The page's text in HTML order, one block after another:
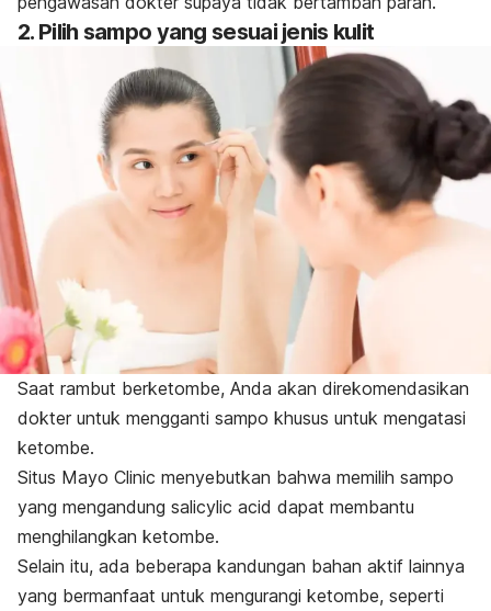
2. Pilih sampo yang sesuai jenis kulit
Saat rambut berketombe, Anda akan direkomendasikan
dokter untuk mengganti sampo khusus untuk mengatasi
ketombe.
Situs Mayo Clinic menyebutkan bahwa memilih sampo
yang mengandung salicylic acid dapat membantu
menghilangkan ketombe.
Selain itu, ada beberapa kandungan bahan aktif lainnya
yang bermanfaat untuk mengurangi ketombe, seperti